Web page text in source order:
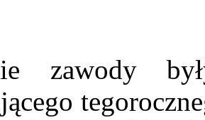
zawody